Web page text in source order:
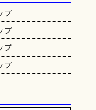
プ
プ
プ
プ